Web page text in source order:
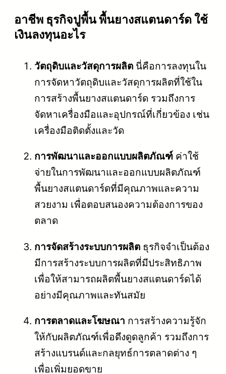
อาชีพ ธุรกิจปูพื้น พื้นยางสแตนดาร์ด ใช้
เงินลงทุนอะไร
วัตถุดิบและวัสดุการผลิต นี่คือการลงทุนใน
การจัดหาวัตถุดิบและวัสดุการผลิตที่ใช้ใน
การสร้างพื้นยางสแตนดาร์ด รวมถึงการ
จัดหาเครื่องมือและอุปกรณ์ที่เกี่ยวข้อง เช่น
เครื่องมือติดตั้งและวัด
การพัฒนาและออกแบบผลิตภัณฑ์ ค่าใช้
จ่ายในการพัฒนาและออกแบบผลิตภัณฑ์
พื้นยางสแตนดาร์ดที่มีคุณภาพและความ
สวยงาม เพื่อตอบสนองความต้องการของ
ตลาด
การจัดสร้างระบบการผลิต ธุรกิจจำเป็นต้อง
มีการสร้างระบบการผลิตที่มีประสิทธิภาพ
เพื่อให้สามารถผลิตพื้นยางสแตนดาร์ดได้
อย่างมีคุณภาพและทันสมัย
การตลาดและโฆษณา การสร้างความรู้จัก
ให้กับผลิตภัณฑ์เพื่อดึงดูดลูกค้า รวมถึงการ
สร้างแบรนด์และกลยุทธ์การตลาดต่าง ๆ
เพื่อเพิ่มยอดขาย